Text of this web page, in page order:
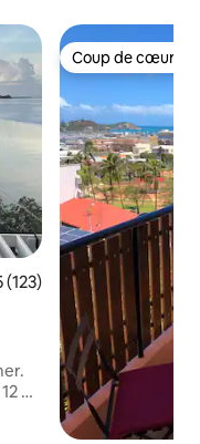
moyenne sur la
(123)
m²
Coup de cœur
Coup de cœur